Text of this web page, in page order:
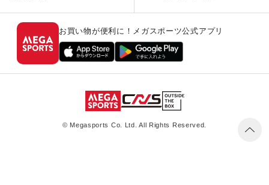
お買い物が便利に！メガスポーツ公式アプリ
© Megasports Co. Ltd. All Rights Reserved.